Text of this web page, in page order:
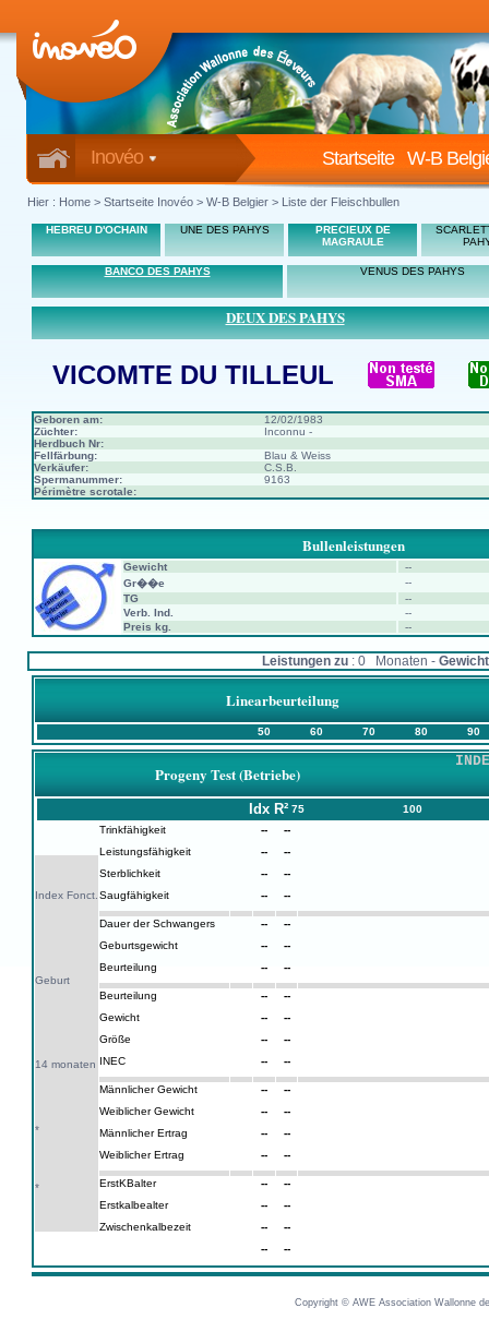
Inovéo W-B
Startseite
Hier : Home > Startseite Inovéo > W-B Belgier > Liste der Fleischbullen
HEBREU D'OCHAIN UNE DES PAHYS
PRECIEUX DE
MAGRAULE
BANCO DES PAHYS VENUS DES PAHYS
DEUX DES PAHYS
VICOMTE DU TILLEUL
Geboren am:
12/02/1983
Züchter:
Inconnu -
Herdbuch Nr:
Fellfärbung:
Blau & Weiss
Verkäufer:
C.S.B.
Spermanummer:
9163
Périmètre scrotale:
Bullenleistungen
Gewicht
--
Gr��e
--
TG
--
Verb. Ind.
--
Preis kg.
--
Leistungen zu : 0 Monaten -
Linearbeurteilung
50 60 70 80 90
Progeny Test (Betriebe)
Idx R² 75 100
Index Fonct.
Geburt
14 monaten
*
*
Trinkfähigkeit --
--
Leistungsfähigkeit
--
--
Sterblichkeit
--
--
Saugfähigkeit
-- --
Dauer der Schwangers --
--
Geburtsgewicht
--
--
Beurteilung
-- --
Beurteilung --
--
Gewicht
--
--
Größe
--
--
INEC
-- --
Männlicher Gewicht --
--
Weiblicher Gewicht
--
--
Männlicher Ertrag
--
--
Weiblicher Ertrag
-- --
ErstKBalter --
--
Erstkalbealter
--
--
Zwischenkalbezeit
--
--
--
--
Copyright © AWE Association Wallonne